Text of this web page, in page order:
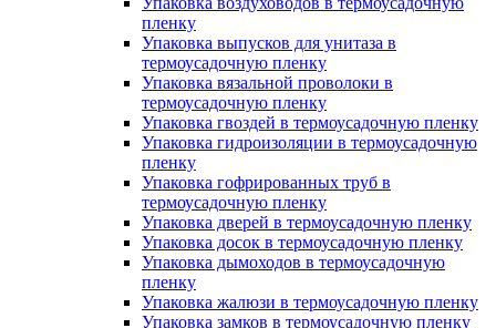
пленку
Упаковка выпусков для унитаза в
термоусадочную пленку
Упаковка вязальной проволоки в
термоусадочную пленку
Упаковка гвоздей в термоусадочную пленку
Упаковка гидроизоляции в термоусадочную
пленку
Упаковка гофрированных труб в
термоусадочную пленку
Упаковка дверей в термоусадочную пленку
Упаковка досок в термоусадочную пленку
Упаковка дымоходов в термоусадочную
пленку
Упаковка жалюзи в термоусадочную пленку
Упаковка замков в термоусадочную пленку